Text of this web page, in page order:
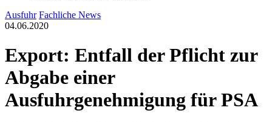
Ausfuhr Fachliche News
04.06.2020
Export: Entfall der Pflicht zur
Abgabe einer
Ausfuhrgenehmigung für PSA